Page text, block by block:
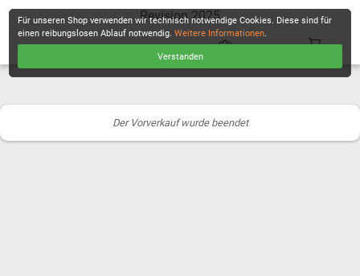
Revision 2025
Der Vorverkauf wurde beendet
Für unseren Shop verwenden wir technisch notwendige Cookies. Diese sind für
einen reibungslosen Ablauf notwendig.Weitere Informationen.
Verstanden